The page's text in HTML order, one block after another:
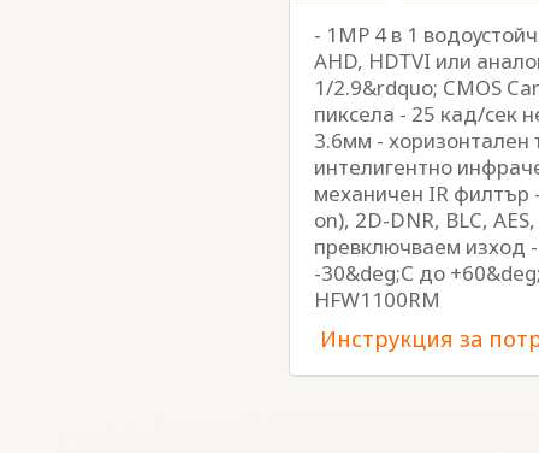
- 1MP 4 в 1
AHD, HDTVI или
1/2.9&rdquo; CMOS
пиксела - 25 кад/сек
3.6мм - хоризонтален
интелигентно
механичен IR филтър
on), 2D-DNR, BLC,
превключваем изход
-30&deg;С до
HFW1100RM
Инструкция за